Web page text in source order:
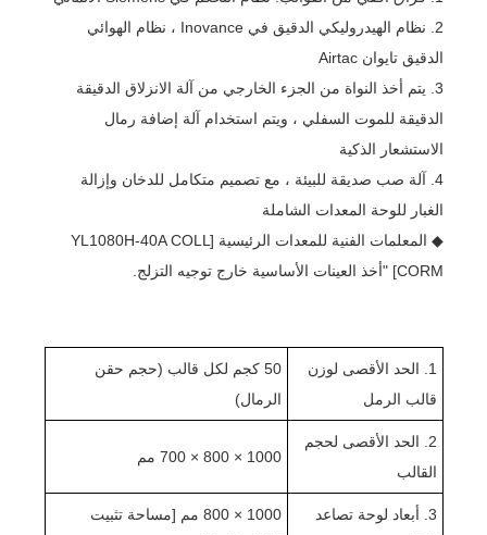
2. نظام الهيدروليكي الدقيق في Inovance ، نظام الهوائي
الدقيق تايوان Airtac
3. يتم أخذ النواة من الجزء الخارجي من آلة الانزلاق الدقيقة
الدقيقة للموت السفلي ، ويتم استخدام آلة إضافة رمال
الاستشعار الذكية
4. آلة صب صديقة للبيئة ، مع تصميم متكامل للدخان وإزالة
الغبار للوحة المعدات الشاملة
◆ المعلمات الفنية للمعدات الرئيسية [YL1080H-40A COLL
CORM] "أخذ العينات الأساسية خارج توجيه التزلج.
1. الحد الأقصى لوزن
قالب الرمل
50 كجم لكل قالب (حجم حقن
الرمال)
2. الحد الأقصى لحجم
القالب
1000 × 800 × 700 مم
3. أبعاد لوحة تصاعد
1000 × 800 مم [مساحة تثبيت